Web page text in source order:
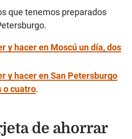
que tenemos preparados
y hacer en Moscú un día, dos
y hacer en San Petersburgo
o cuatro.
de ahorrar